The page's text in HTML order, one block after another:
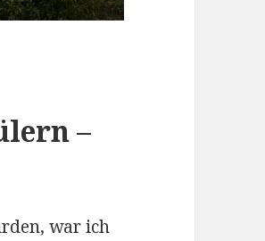
–
war ich